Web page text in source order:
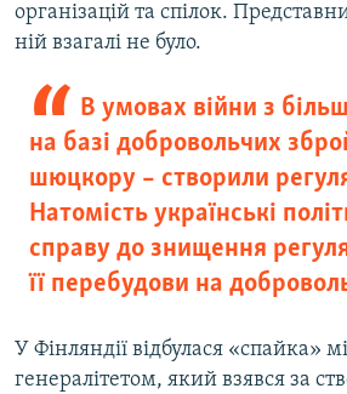
організацій та спілок.
ній взагалі не було.
В умовах війни з
на базі добровольчих
шюцкору – створили
Натомість українські
справу до знищення
її перебудови на
У Фінляндії відбулася «спайка»
генералітетом, який взявся за